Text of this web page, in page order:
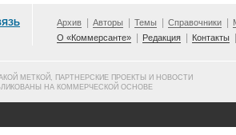
Архив Авторы Темы Справочники
О «Коммерсанте»
Редакция Контакты
МЕТКОЙ, ПАРТНЕРСКИЕ ПРОЕКТЫ И НОВОСТИ
НА КОММЕРЧЕСКОЙ ОСНОВЕ